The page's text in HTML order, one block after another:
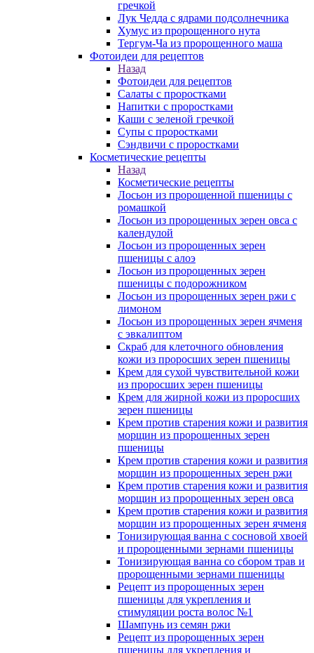
гречкой
Лук Чедда с ядрами подсолнечника
Хумус из пророщенного нута
Тергум-Ча из пророщенного маша
Фотоидеи для рецептов
Назад
Фотоидеи для рецептов
Салаты с проростками
Напитки с проростками
Каши с зеленой гречкой
Супы с проростками
Сэндвичи с проростками
Косметические рецепты
Назад
Косметические рецепты
Лосьон из пророщенной пшеницы с
ромашкой
Лосьон из пророщенных зерен овса с
календулой
Лосьон из пророщенных зерен
пшеницы с алоэ
Лосьон из пророщенных зерен
пшеницы с подорожником
Лосьон из пророщенных зерен ржи с
лимоном
Лосьон из пророщенных зерен ячменя
с эвкалиптом
Скраб для клеточного обновления
кожи из проросших зерен пшеницы
Крем для сухой чувствительной кожи
из проросших зерен пшеницы
Крем для жирной кожи из проросших
зерен пшеницы
Крем против старения кожи и развития
морщин из пророщенных зерен
пшеницы
Крем против старения кожи и развития
морщин из пророщенных зерен ржи
Крем против старения кожи и развития
морщин из пророщенных зерен овса
Крем против старения кожи и развития
морщин из пророщенных зерен ячменя
Тонизирующая ванна с сосновой хвоей
и пророщенными зернами пшеницы
Тонизирующая ванна со сбором трав и
пророщенными зернами пшеницы
Рецепт из пророщенных зерен
пшеницы для укрепления и
стимуляции роста волос №1
Шампунь из семян ржи
Рецепт из пророщенных зерен
пшеницы для укрепления и